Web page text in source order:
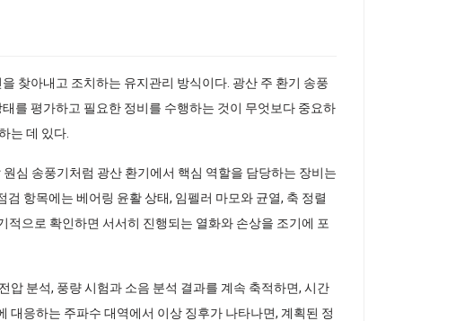
찾아내고 조치하는 유지관리 방식이다. 광산 주 환기 송풍
를 평가하고 필요한 정비를 수행하는 것이 무엇보다 중요하
는 데 있다.
심 송풍기처럼 광산 환기에서 핵심 역할을 담당하는 장비는
항목에는 베어링 윤활 상태, 임펠러 마모와 균열, 축 정렬
적으로 확인하면 서서히 진행되는 열화와 손상을 조기에 포
분석, 풍량 시험과 소음 분석 결과를 계속 축적하면, 시간
대응하는 주파수 대역에서 이상 징후가 나타나면, 계획된 정